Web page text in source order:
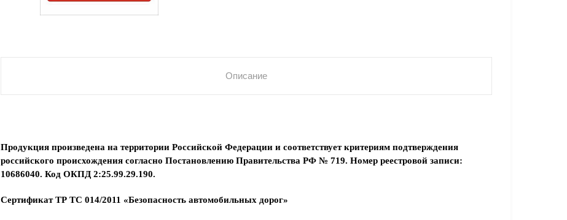
Описание
Продукция произведена на территории Российской Федерации и соответствует критериям подтверждения
российского происхождения согласно Постановлению Правительства РФ № 719. Номер реестровой записи:
10686040. Код ОКПД 2:25.99.29.190.
Сертификат ТР ТС 014/2011 «Безопасность автомобильных дорог»